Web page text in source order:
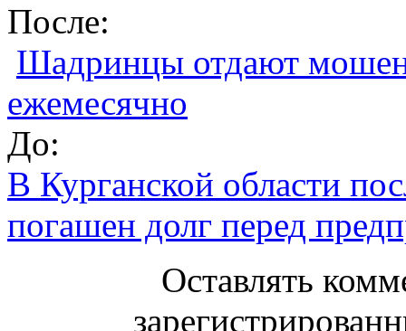
После:
Шадринцы отдают
ежемесячно
До:
В Курганской области
погашен долг перед
Оставлять